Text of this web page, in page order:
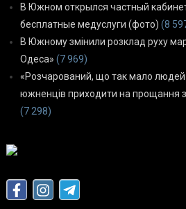
В Южном открылся частный
бесплатные медуслуги (фото) (8
В Южному змінили розклад руху
Одеса» (7 969)
«Розчарований, що так мало
южненців приходити на прощання
(7 298)